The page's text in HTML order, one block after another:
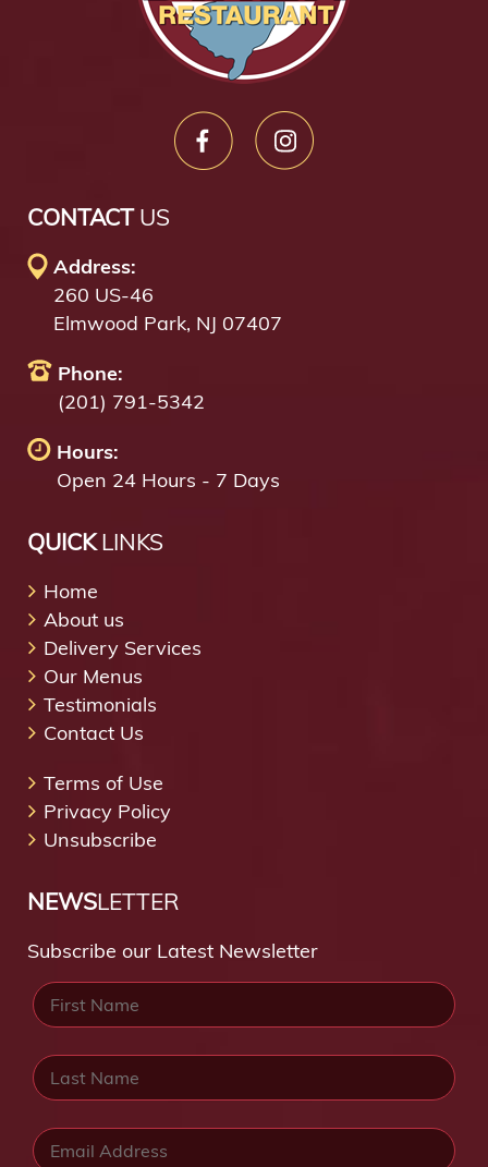
CONTACTUS
Address:
260 US-46
Elmwood Park, NJ 07407
Phone:
(201) 791-5342
Hours:
Open 24 Hours - 7 Days
QUICKLINKS
Home
About us
Delivery Services
Our Menus
Testimonials
Contact Us
Terms of Use
Privacy Policy
Unsubscribe
NEWSLETTER
Subscribe our Latest Newsletter